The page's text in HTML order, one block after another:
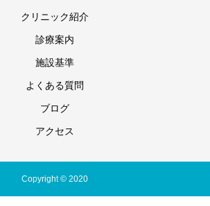
クリニック紹介
診療案内
施設基準
よくある質問
ブログ
アクセス
Copyright © 2020